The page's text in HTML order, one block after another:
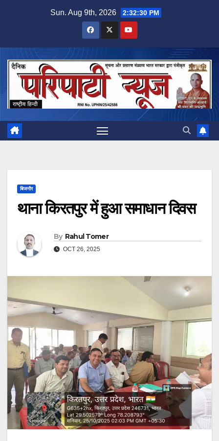
Sun. Aug 9th, 2026 2:32:31 PM
बिजनौर
थाना किरतपुर में हुआ समाधान दिवस
By Rahul Tomer
OCT 26, 2025